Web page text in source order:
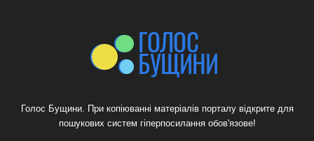
Голос Бущини. При копіюванні матеріалів порталу відкрите для
пошукових систем гіперпосилання обов'язове!